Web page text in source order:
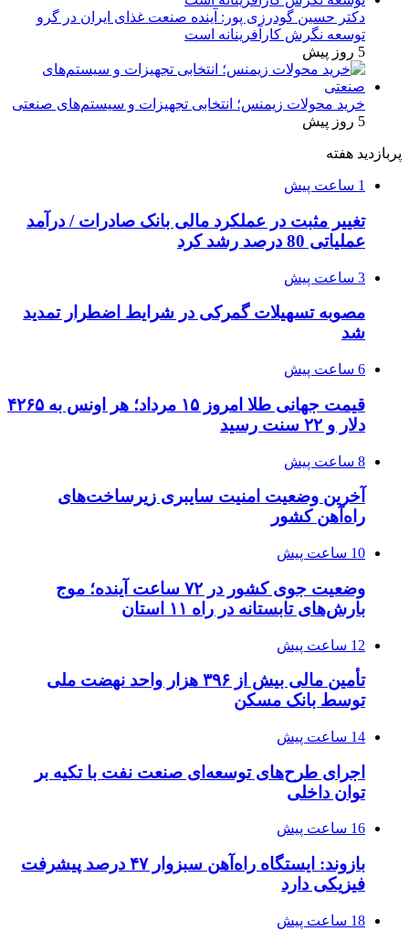
دکتر حسین گودرزی پور: آینده صنعت غذای ایران در گرو
توسعه نگرش کارآفرینانه است
5 روز پیش
خرید محولات زیمنس؛ انتخابی تجهیزات و سیستم‌های صنعتی
5 روز پیش
پربازدید هفته
1 ساعت پیش
تغییر مثبت در عملکرد مالی بانک صادرات / درآمد
عملیاتی 80 درصد رشد کرد
3 ساعت پیش
مصوبه تسهیلات گمرکی در شرایط اضطرار تمدید
شد
6 ساعت پیش
قیمت جهانی طلا امروز ۱۵ مرداد؛ هر اونس به ۴۲۶۵
دلار و ۲۲ سنت رسید
8 ساعت پیش
آخرین وضعیت امنیت سایبری زیرساخت‌های
راه‌آهن کشور
10 ساعت پیش
وضعیت جوی کشور در ۷۲ ساعت آینده؛ موج
بارش‌های تابستانه در راه ۱۱ استان
12 ساعت پیش
تأمین مالی بیش از ۳۹۶ هزار واحد نهضت ملی
توسط بانک مسکن
14 ساعت پیش
اجرای طرح‌های توسعه‌ای صنعت نفت با تکیه بر
توان داخلی
16 ساعت پیش
بازوند: ایستگاه راه‌آهن سبزوار ۴۷ درصد پیشرفت
فیزیکی دارد
18 ساعت پیش